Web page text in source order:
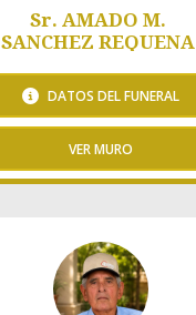
Sr. AMADO M.
SANCHEZ REQUENA
DATOS DEL FUNERAL
VER MURO